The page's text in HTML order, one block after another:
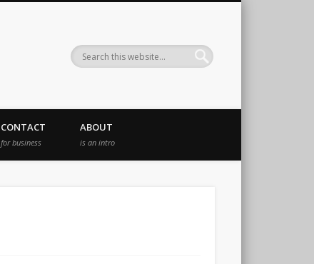
CONTACT
for business
ABOUT
is an intro